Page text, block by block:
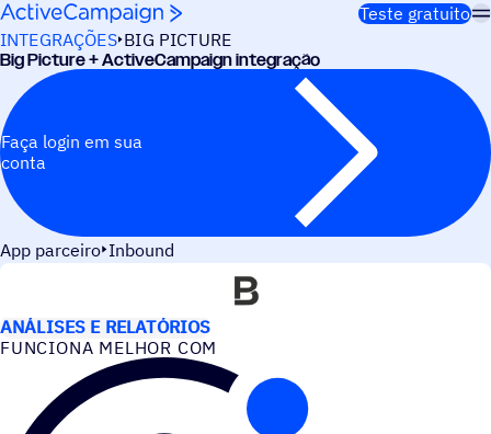
Pular para o conteúdo
Teste gratuito
INTEGRAÇÕES BIG PICTURE
Big Picture + ActiveCampaign integração
Faça login em sua
conta
App parceiro Inbound
ANÁLISES E RELATÓRIOS
FUNCIONA MELHOR COM